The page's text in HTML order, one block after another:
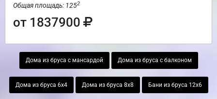
Общая площадь: 1252
от 1837900
Дома из бруса с мансардой Дома из бруса с балконом
Дома из бруса 6х4 Дома из бруса 8х8 Бани из бруса 12х6